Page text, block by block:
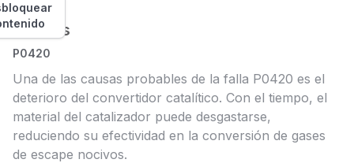
Causas
P0420
Una de las causas probables de la falla P0420 es el
deterioro del convertidor catalítico. Con el tiempo, el
material del catalizador puede desgastarse,
reduciendo su efectividad en la conversión de gases
de escape nocivos.